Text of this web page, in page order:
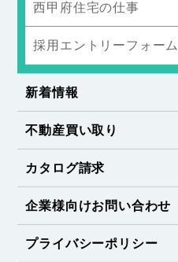
西甲府住宅の仕事
採用エントリーフォーム
新着情報
不動産買い取り
カタログ請求
企業様向けお問い合わせ
プライバシーポリシー